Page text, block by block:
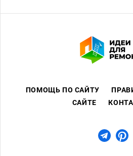
ПОМОЩЬ ПО САЙТУ
САЙТЕ